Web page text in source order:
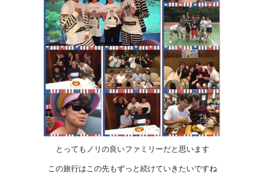
とってもノリの良いファミリーだと思います
この旅行はこの先もずっと続けていきたいですね